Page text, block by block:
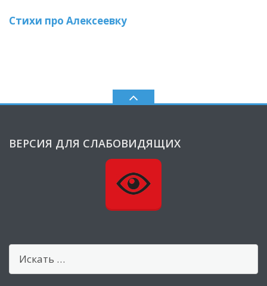
Стихи про Алексеевку
ВЕРСИЯ ДЛЯ СЛАБОВИДЯЩИХ